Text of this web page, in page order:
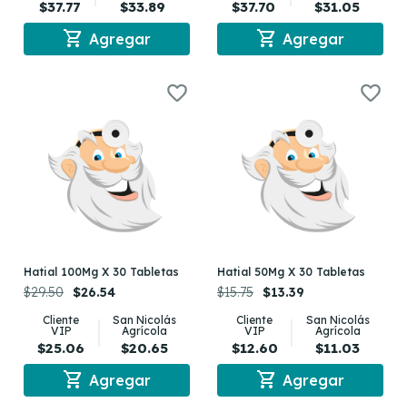
$37.77 $33.89
shopping_cart Agregar
$37.70 $31.05
shopping_cart Agregar
Hatial 100Mg X 30 Tabletas
$29.50 $26.54
Cliente
VIP
$25.06
San Nicolás
Agrícola
$20.65
shopping_cart Agregar
Hatial 50Mg X 30 Tabletas
$15.75 $13.39
Cliente
VIP
$12.60
San Nicolás
Agrícola
$11.03
shopping_cart Agregar